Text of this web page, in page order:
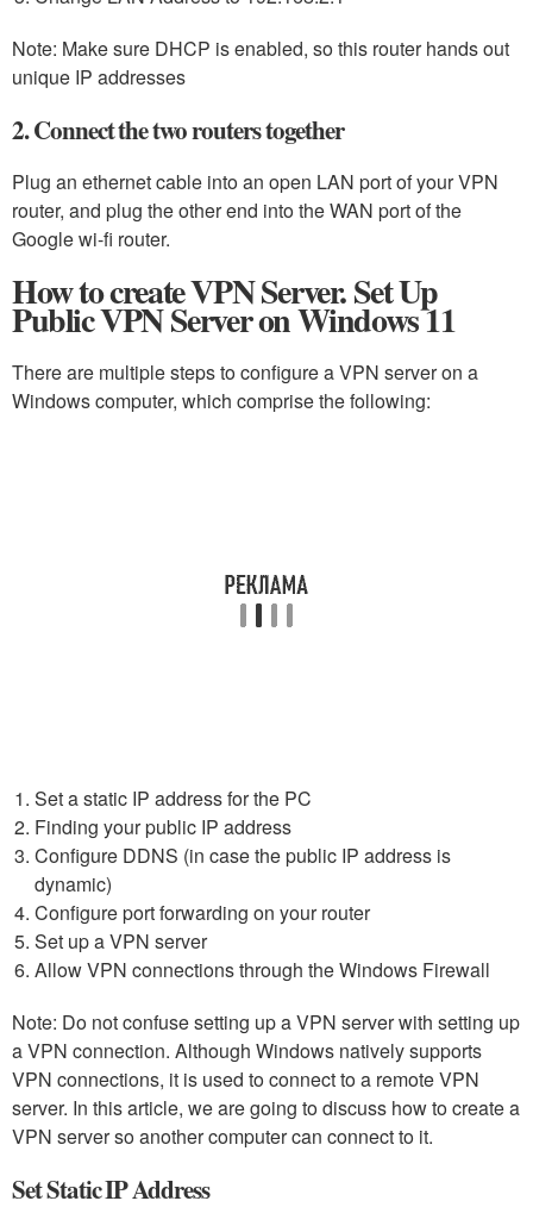
Note: Make sure DHCP is enabled, so this router hands out
unique IP addresses
2. Connect the two routers together
Plug an ethernet cable into an open LAN port of your VPN
router, and plug the other end into the WAN port of the
Google wi-fi router.
How to create VPN Server. Set Up
Public VPN Server on Windows 11
There are multiple steps to configure a VPN server on a
Windows computer, which comprise the following:
Set a static IP address for the PC
Finding your public IP address
Configure DDNS (in case the public IP address is
dynamic)
Configure port forwarding on your router
Set up a VPN server
Allow VPN connections through the Windows Firewall
Note: Do not confuse setting up a VPN server with setting up
a VPN connection. Although Windows natively supports
VPN connections, it is used to connect to a remote VPN
server. In this article, we are going to discuss how to create a
VPN server so another computer can connect to it.
Set Static IP Address